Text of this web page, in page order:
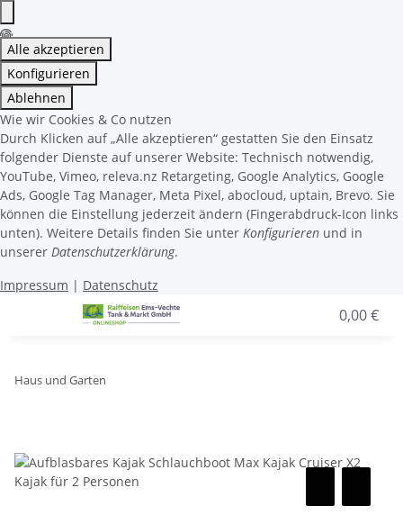
Alle akzeptieren
Konfigurieren
Ablehnen
Wie wir Cookies & Co nutzen
Durch Klicken auf „Alle akzeptieren“ gestatten Sie den Einsatz
folgender Dienste auf unserer Website: Technisch notwendig,
YouTube, Vimeo, releva.nz Retargeting, Google Analytics, Google
Ads, Google Tag Manager, Meta Pixel, abocloud, uptain, Brevo. Sie
können die Einstellung jederzeit ändern (Fingerabdruck-Icon links
unten). Weitere Details finden Sie unter Konfigurieren und in
unserer Datenschutzerklärung.
Impressum | Datenschutz
0,00 €
Haus und Garten